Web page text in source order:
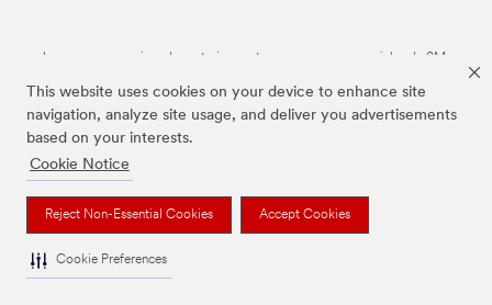
This website uses cookies on your device to enhance site
navigation, analyze site usage, and deliver you advertisements
based on your interests.
Cookie Notice
Reject Non-Essential Cookies Accept Cookies
Cookie Preferences
Las marcas mencionadas anteriormente son marcas comerciales de 3M.